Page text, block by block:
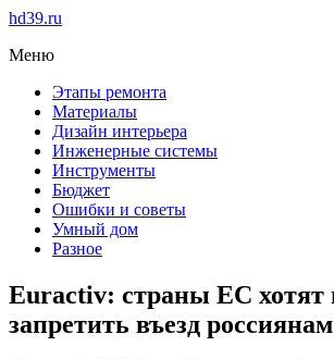
hd39.ru
Меню
Этапы ремонта
Материалы
Дизайн интерьера
Инженерные системы
Инструменты
Бюджет
Ошибки и советы
Умный дом
Разное
Euractiv: страны ЕС хотят
запретить въезд россиянам